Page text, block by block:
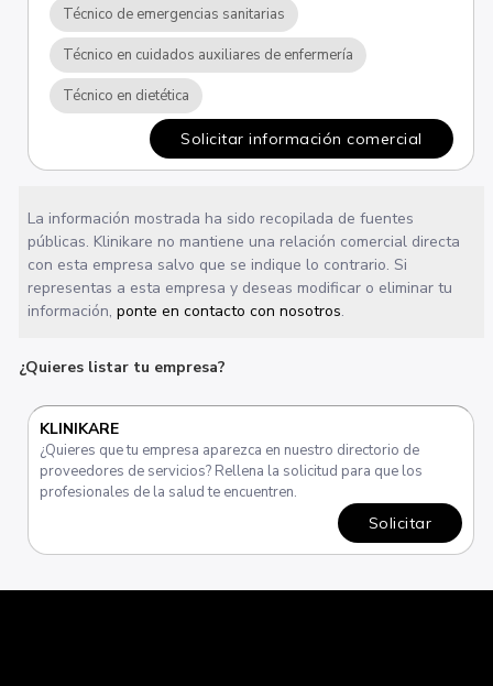
Técnico de emergencias sanitarias
Técnico en cuidados auxiliares de enfermería
Técnico en dietética
Solicitar información comercial
La información mostrada ha sido recopilada de fuentes
públicas. Klinikare no mantiene una relación comercial directa
con esta empresa salvo que se indique lo contrario. Si
representas a esta empresa y deseas modificar o eliminar tu
información,ponte en contacto con nosotros.
¿Quieres listar tu empresa?
KLINIKARE
¿Quieres que tu empresa aparezca en nuestro directorio de
proveedores de servicios? Rellena la solicitud para que los
profesionales de la salud te encuentren.
Solicitar